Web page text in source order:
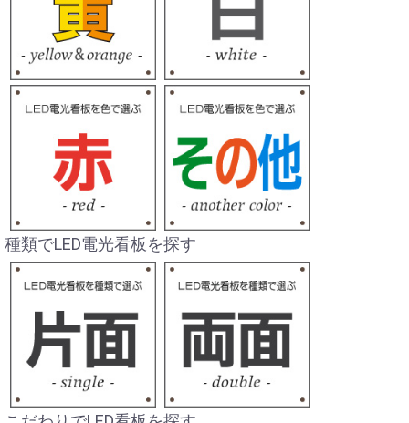
種類でLED電光看板を探す